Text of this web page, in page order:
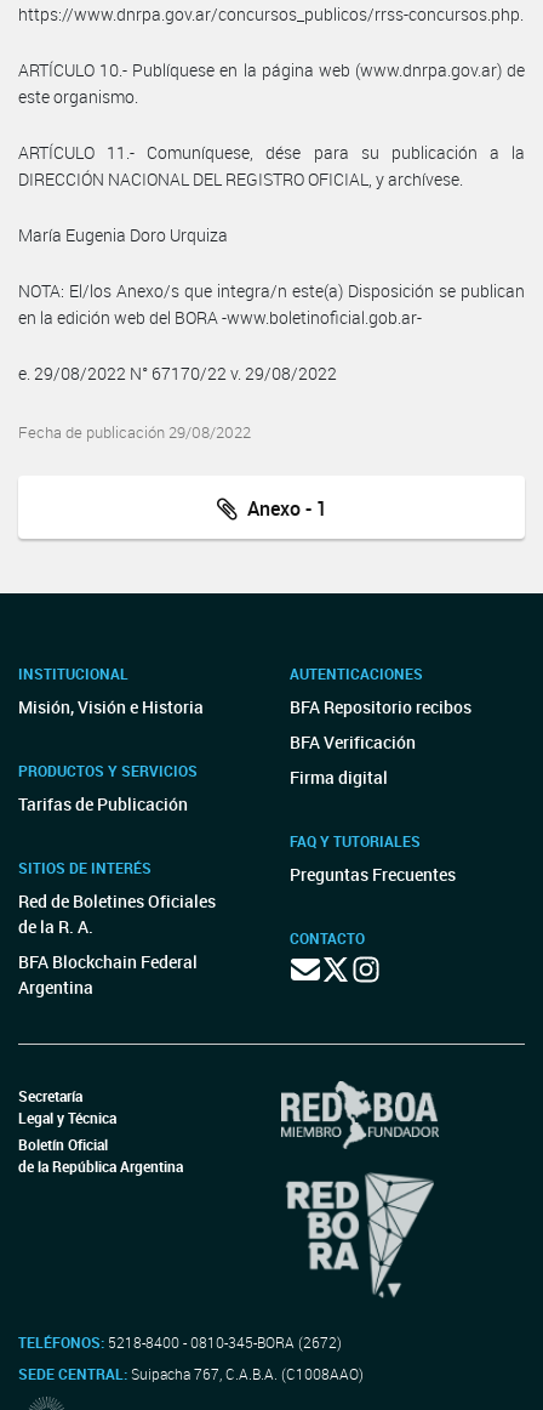
https://www.dnrpa.gov.ar/concursos_publicos/rrss-concursos.php.
ARTÍCULO 10.- Publíquese en la página web (www.dnrpa.gov.ar) de
este organismo.
ARTÍCULO 11.- Comuníquese, dése para su publicación a la
DIRECCIÓN NACIONAL DEL REGISTRO OFICIAL, y archívese.
María Eugenia Doro Urquiza
NOTA: El/los Anexo/s que integra/n este(a) Disposición se publican
en la edición web del BORA -www.boletinoficial.gob.ar-
e. 29/08/2022 N° 67170/22 v. 29/08/2022
Fecha de publicación 29/08/2022
Anexo - 1
INSTITUCIONAL
Misión, Visión e Historia
PRODUCTOS Y SERVICIOS
Tarifas de Publicación
SITIOS DE INTERÉS
Red de Boletines Oficiales
de la R. A.
BFA Blockchain Federal
Argentina
AUTENTICACIONES
BFA Repositorio recibos
BFA Verificación
Firma digital
FAQ Y TUTORIALES
Preguntas Frecuentes
CONTACTO
Secretaría
Legal y Técnica
Boletín Oficial
de la República Argentina
TELÉFONOS: 5218-8400 - 0810-345-BORA (2672)
SEDE CENTRAL:Suipacha 767, C.A.B.A. (C1008AAO)